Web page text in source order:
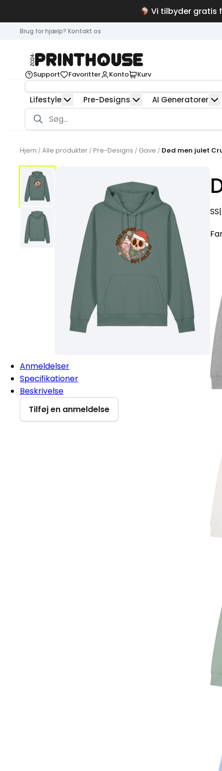
Vi tilbyder gratis
Brug for hjælp? Kontakt os
Support Favoritter Konto Kurv
Lifestyle
Pre-Designs AI Generatorer
Products
search
Hjem / Alle produkter / Pre-Designs / Gave / Død men julet
Anmeldelser
Specifikationer
Beskrivelse
Tilføj en anmeldelse